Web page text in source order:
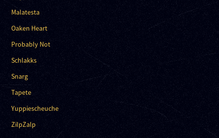
Malatesta
Oaken Heart
Probably Not
Schlakks
Snarg
Tapete
Yuppiescheuche
ZilpZalp